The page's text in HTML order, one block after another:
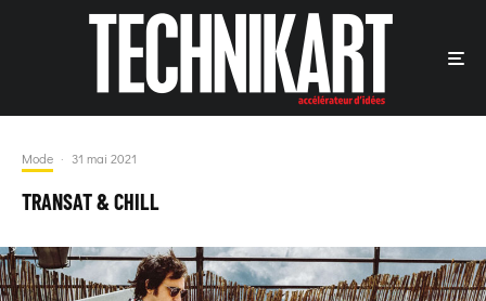
Mode · 31 mai 2021
TRANSAT & CHILL